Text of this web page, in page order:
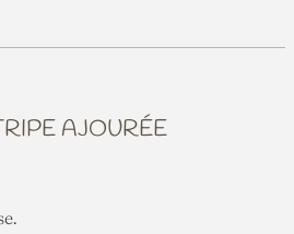
AJOURÉE